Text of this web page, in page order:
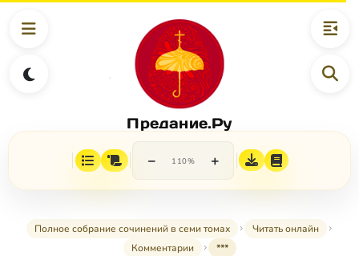
Предание.Ру
− 110% +
Полное собрание сочинений в семи томах
Читать онлайн
Комментарии
***